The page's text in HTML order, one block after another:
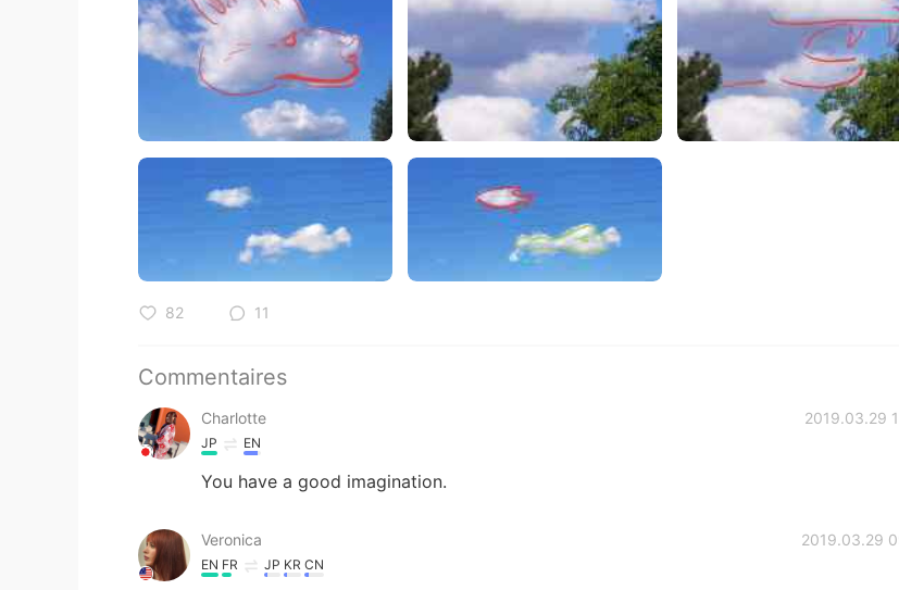
82 11
Commentaires
Charlotte 2019.03.29
JP EN
You have a good imagination.
Veronica 2019.03.29
EN FR JP KR CN